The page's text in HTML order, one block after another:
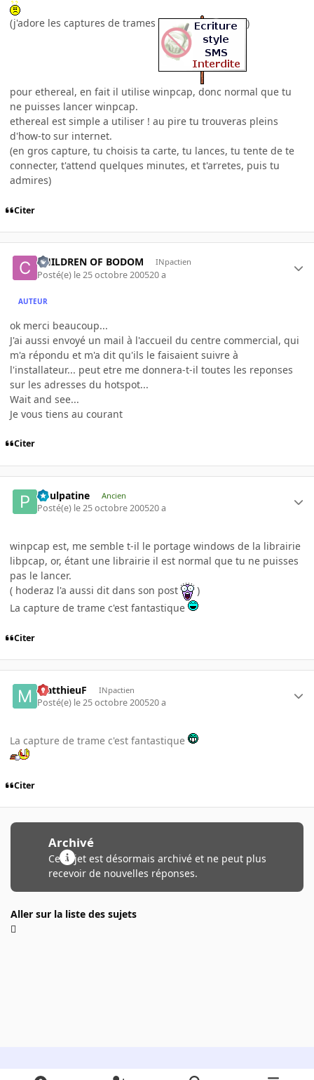
(j'adore les captures de trames )
pour ethereal, en fait il utilise winpcap, donc normal que tu
ne puisses lancer winpcap.
ethereal est simple a utiliser ! au pire tu trouveras pleins
d'how-to sur internet.
(en gros capture, tu choisis ta carte, tu lances, tu tente de te
connecter, t'attend quelques minutes, et t'arretes, puis tu
admires)
Citer
CHILDREN OF BODOM INpactien
Posté(e) le 25 octobre 200520 a
AUTEUR
ok merci beaucoup...
J'ai aussi envoyé un mail à l'accueil du centre commercial, qui
m'a répondu et m'a dit qu'ils le faisaient suivre à
l'installateur... peut etre me donnera-t-il toutes les reponses
sur les adresses du hotspot...
Wait and see...
Je vous tiens au courant
Citer
Poulpatine Ancien
Posté(e) le 25 octobre 200520 a
winpcap est, me semble t-il le portage windows de la librairie
libpcap, or, étant une librairie il est normal que tu ne puisses
pas le lancer.
( hoderaz l'a aussi dit dans son post
)
La capture de trame c'est fantastique
Citer
MatthieuF INpactien
Posté(e) le 25 octobre 200520 a
La capture de trame c'est fantastique
Citer
Archivé
Ce sujet est désormais archivé et ne peut plus
recevoir de nouvelles réponses.
Aller sur la liste des sujets